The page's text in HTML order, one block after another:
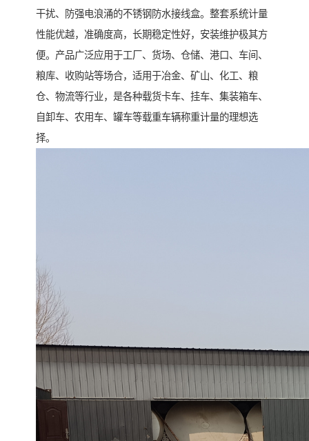
干扰、防强电浪涌的不锈钢防水接线盒。整套系统计量
性能优越，准确度高，长期稳定性好，安装维护极其方
便。产品广泛应用于工厂、货场、仓储、港口、车间、
粮库、收购站等场合，适用于冶金、矿山、化工、粮
仓、物流等行业，是各种载货卡车、挂车、集装箱车、
自卸车、农用车、罐车等载重车辆称重计量的理想选
择。